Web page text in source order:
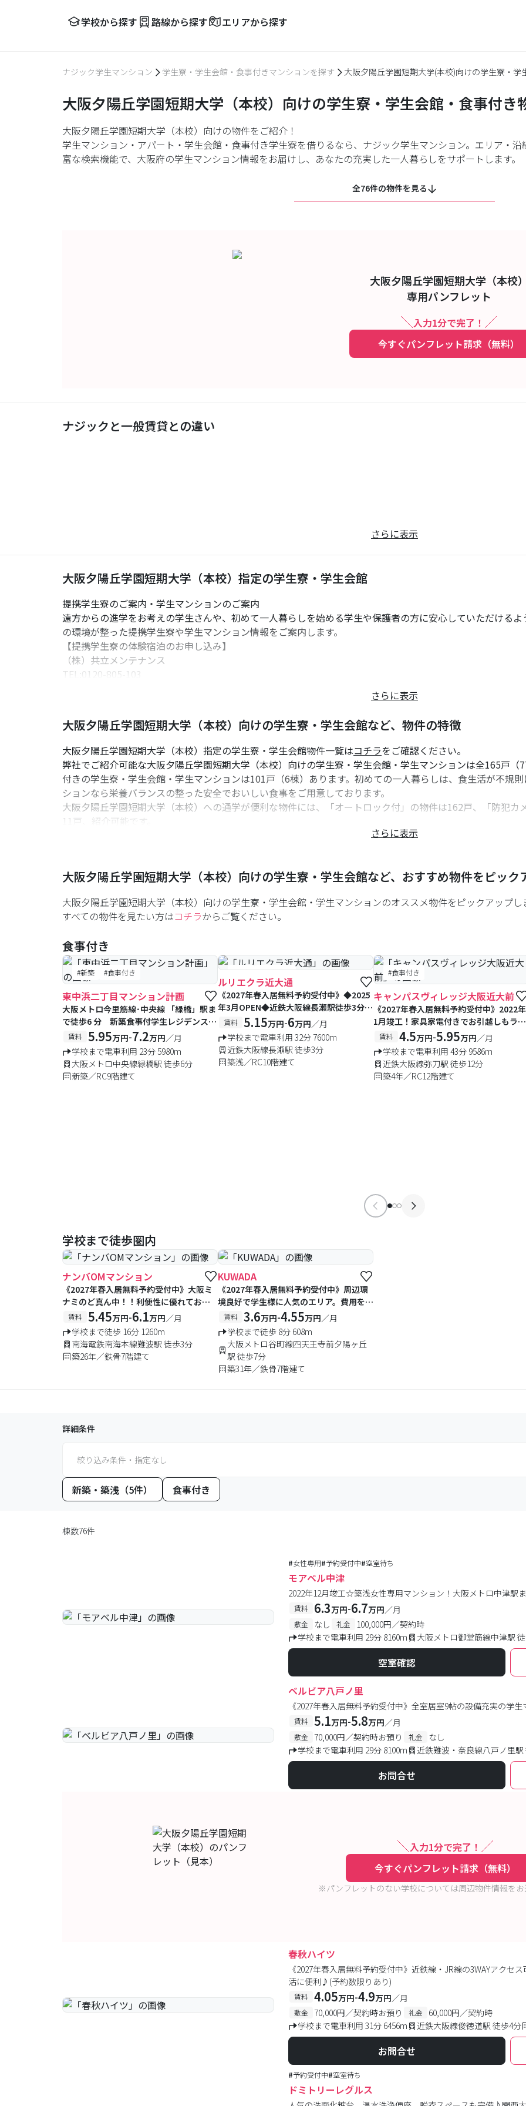
学校から探す 路線から探す エリアから探す
ナジック学生マンション 学生寮・学生会館・食事付きマンションを探す 大阪夕陽丘学園短期大学(本校)向けの学生寮・
大阪夕陽丘学園短期大学（本校）向けの学生寮・学生会館・食事付き
大阪夕陽丘学園短期大学（本校）向けの物件をご紹介！
学生マンション・アパート・学生会館・食事付き学生寮を借りるなら、ナジック学生マンション。エリア・
富な検索機能で、大阪府の学生マンション情報をお届けし、あなたの充実した一人暮らしをサポートします。
全76件の物件を見る
大阪夕陽丘学園短期大学（本校
専用パンフレット
入力1分で完了！
今すぐパンフレット請求（無料）
ナジックと一般賃貸との違い
さらに表示
大阪夕陽丘学園短期大学（本校）指定の学生寮・学生会館
提携学生寮のご案内・学生マンションのご案内
遠方からの進学をお考えの学生さんや、初めて一人暮らしを始める学生や保護者の方に安心していただける
の環境が整った提携学生寮や学生マンション情報をご案内します。
【提携学生寮の体験宿泊のお申し込み】
（株）共立メンテナンス
TEL:0120-805-103
UniLine（ユニライフ）大阪なんば店
TEL:0120-481-830
いくつか提携している仲介業者様があります。弊社もその一つです。大阪夕陽丘学園短期大学生向けの食事
よりご参考ください。
※参照：大阪夕陽丘学園短期大学公式HP（2023年5月時点で確認できるデータです。参考程度にご確認くださ
さらに表示
大阪夕陽丘学園短期大学（本校）向けの学生寮・学生会館など、物件の特徴
大阪夕陽丘学園短期大学（本校）指定の学生寮・学生会館物件一覧はコチラをご確認ください。
弊社でご紹介可能な大阪夕陽丘学園短期大学（本校）向けの学生寮・学生会館・学生マンションは全165戸
付きの学生寮・学生会館・学生マンションは101戸（6棟）あります。初めての一人暮らしは、食生活が不規
ションなら栄養バランスの整った安全でおいしい食事をご用意しております。
大阪夕陽丘学園短期大学（本校）への通学が便利な物件には、「オートロック付」の物件は162戸、「防犯
11戸、紹介可能です。
初めての一人暮らしでもご安心ください。セキュリティ対策を行った物件を多数用意しております。
さらに表示
大阪夕陽丘学園短期大学（本校） 向けの学生寮・学生会館など、おすすめ物件をピック
大阪夕陽丘学園短期大学（本校）向けの学生寮・学生会館・学生マンションのオススメ物件をピックアップし
すべての物件を見たい方はコチラからご覧ください。
食事付き
#新築 #食事付き
東中浜二丁目マンション計画
大阪メトロ今里筋線･中央線 「緑橋」駅ま
で徒歩6 分 新築食事付学生レジデンスが
竣工予定です。
賃料 5.95万円-7.2万円／月
学校まで電車利用 23分 5980m
大阪メトロ中央線緑橋駅 徒歩6分
新築／RC9階建て
#築浅 #食事付き
ルリエクラ近大通
《2027年春入居無料予約受付中》◆2025
年3月OPEN◆近鉄大阪線長瀬駅徒歩3分！
家具家電7点設置・食事付き(選択制)・
1Gbpsインターネット無料の築浅レジデ
ンス。(予約数限りあり)
賃料 5.15万円-6万円／月
学校まで電車利用 32分 7600m
近鉄大阪線長瀬駅 徒歩3分
築浅／RC10階建て
#食事付き
キャンパスヴィレッジ大阪近大前
《2027年春入居無料予約受付中》2022年
1月竣工！家具家電付きでお引越しもラク
ラク♪管理人日勤・インターネット無
料・女性専用フロアあり♪(予約数限りあ
り)
賃料 4.5万円-5.95万円／月
学校まで電車利用 43分 9586m
近鉄大阪線弥刀駅 徒歩12分
築4年／RC12階建て
学校まで徒歩圏内
ナンバOMマンション
《2027年春入居無料予約受付中》大阪ミ
ナミのど真ん中！！利便性に優れており
大阪のどのエリアの学生様にも人気の物
件です！！(予約数限りあり)
賃料 5.45万円-6.1万円／月
学校まで徒歩 16分 1260m
南海電鉄南海本線難波駅 徒歩3分
築26年／鉄骨7階建て
KUWADA
《2027年春入居無料予約受付中》周辺環
境良好で学生様に人気のエリア。費用を抑
えたい学生様におススメ！(予約数限りあ
り)
賃料 3.6万円-4.55万円／月
学校まで徒歩 8分 608m
大阪メトロ谷町線四天王寺前夕陽ヶ丘
駅 徒歩7分
築31年／鉄骨7階建て
詳細条件
絞り込み条件・指定なし
新築・築浅（5件） 食事付き
棟数76件
#女性専用#予約受付中#空室待ち
モアベル中津
2022年12月竣工☆築浅女性専用マンション！大阪メトロ中津駅
賃料 6.3万円-6.7万円／月
敷金 なし 礼金
100,000円／契約時
学校まで電車利用 29分 8160m
大阪メトロ御堂筋線中津駅
空室確認
ベルビア八戸ノ里
《2027年春入居無料予約受付中》全室居室9帖の設備充実の学
賃料 5.1万円-5.8万円／月
敷金 70,000円／契約時お預り 礼金
なし
学校まで電車利用 29分 8100m
近鉄難波・奈良線八戸ノ里駅
お問合せ
入力1分で完了！
今すぐパンフレット請求（無料）
※パンフレットのない学校については周辺物件情報をお
春秋ハイツ
《2027年春入居無料予約受付中》近鉄線・JR線の3WAYアク
活に便利♪(予約数限りあり)
賃料 4.05万円-4.9万円／月
敷金 70,000円／契約時お預り 礼金
60,000円／契約時
学校まで電車利用 31分 6456m
近鉄大阪線俊徳道駅 徒歩4分
お問合せ
#予約受付中#空室待ち
ドミトリーレグルス